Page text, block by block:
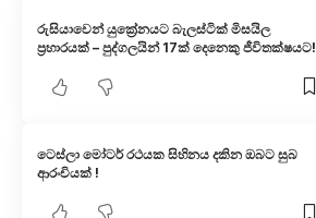
රුසියාවෙන් යුක්‍රේනයට බැලස්ටික් මිසයිල
ප්‍රහාරයක් – පුද්ගලයින් 17ක් දෙනෙකු ජීවිතක්ෂයට!
ටෙස්ලා මෝටර් රථයක සිහිනය දකින ඔබට සුබ
ආරංචියක් !